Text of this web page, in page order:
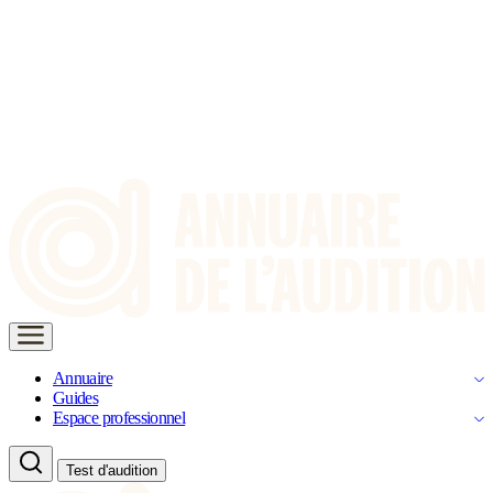
Annuaire
Guides
Espace professionnel
Test d'audition